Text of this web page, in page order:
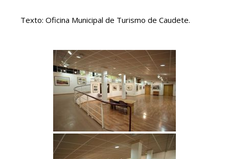
Texto: Oficina Municipal de Turismo de Caudete.